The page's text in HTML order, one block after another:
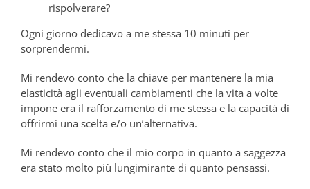
rispolverare?
Ogni giorno dedicavo a me stessa 10 minuti per
sorprendermi.
Mi rendevo conto che la chiave per mantenere la mia
elasticità agli eventuali cambiamenti che la vita a volte
impone era il rafforzamento di me stessa e la capacità di
offrirmi una scelta e/o un’alternativa.
Mi rendevo conto che il mio corpo in quanto a saggezza
era stato molto più lungimirante di quanto pensassi.